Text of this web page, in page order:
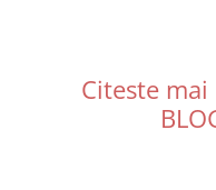
Citeste